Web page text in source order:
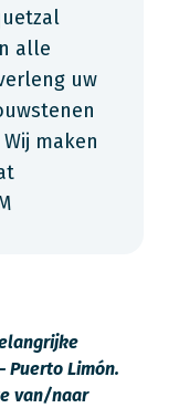
alle
uw
maken
Puerto Limón.
van/naar